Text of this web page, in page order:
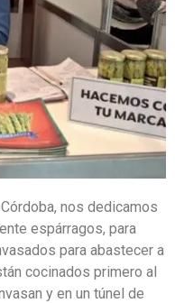
nos dedicamos
espárragos, para
para abastecer a
cocinados primero al
y en un túnel de